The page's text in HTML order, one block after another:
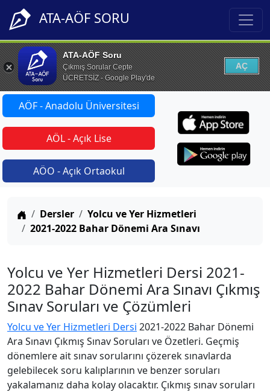
ATA-AÖF SORU
ATA-AÖF Soru
Çıkmış Sorular Cepte
ÜCRETSİZ - Google Play'de
AÇ
AÖF - Anadolu Üniversitesi
AÖL - Açık Lise
AÖO - Açık Ortaokul
Anasayfa
Dersler
Yolcu ve Yer Hizmetleri
2021-2022 Bahar Dönemi Ara Sınavı
Yolcu ve Yer Hizmetleri Dersi 2021-
2022 Bahar Dönemi Ara Sınavı Çıkmış
Sınav Soruları ve Çözümleri
Yolcu ve Yer Hizmetleri Dersi 2021-2022 Bahar Dönemi
Ara Sınavı Çıkmış Sınav Soruları ve Özetleri. Geçmiş
dönemlere ait sınav sorularını çözerek sınavlarda
gelebilecek soru kalıplarının ve benzer soruları
yakalamanız daha kolay olacaktır. Çıkmış sınav soruları